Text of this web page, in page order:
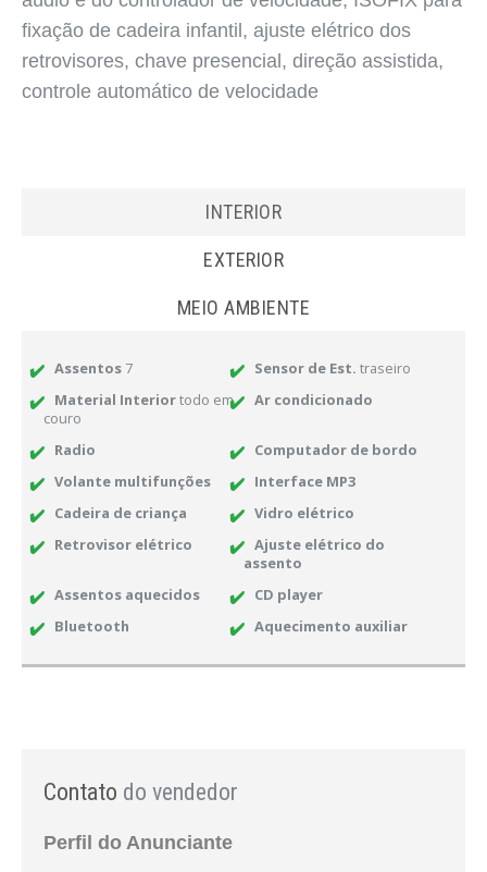
fixação de cadeira infantil, ajuste elétrico dos
retrovisores, chave presencial, direção assistida,
controle automático de velocidade
INTERIOR
EXTERIOR
MEIO AMBIENTE
Assentos 7 Sensor de Est. traseiro
Material Interiortodo em
couro
Ar condicionado
Radio
Computador de bordo
Volante multifunções
Interface MP3
Cadeira de criança
Vidro elétrico
Retrovisor elétrico
Ajuste elétrico do
assento
Assentos aquecidos
CD player
Bluetooth
Aquecimento auxiliar
Contato do vendedor
Perfil do Anunciante